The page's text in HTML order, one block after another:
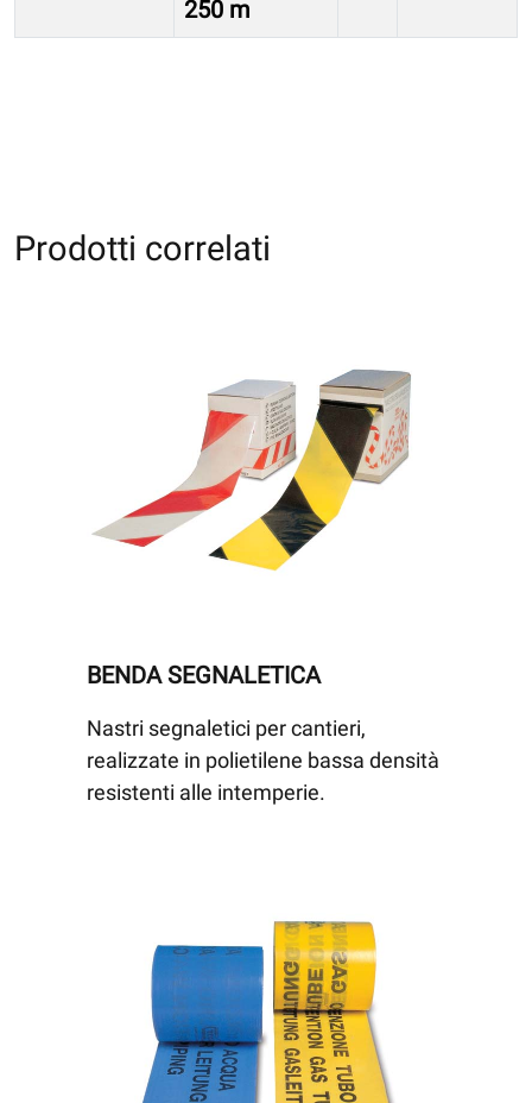
250 m
Prodotti correlati
BENDA SEGNALETICA
Nastri segnaletici per cantieri,
realizzate in polietilene bassa densità
resistenti alle intemperie.